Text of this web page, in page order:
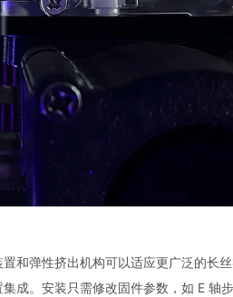
和弹性挤出机构可以适应更广泛的长
。安装只需修改固件参数，如 E 轴步